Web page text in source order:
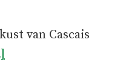
van Cascais